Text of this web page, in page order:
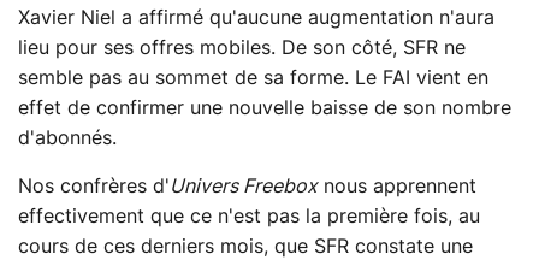
Xavier Niel a affirmé qu'aucune augmentation n'aura
lieu pour ses offres mobiles. De son côté, SFR ne
semble pas au sommet de sa forme. Le FAI vient en
effet de confirmer une nouvelle baisse de son nombre
d'abonnés.
Nos confrères d'Univers Freeboxnous apprennent
effectivement que ce n'est pas la première fois, au
cours de ces derniers mois, que SFR constate une